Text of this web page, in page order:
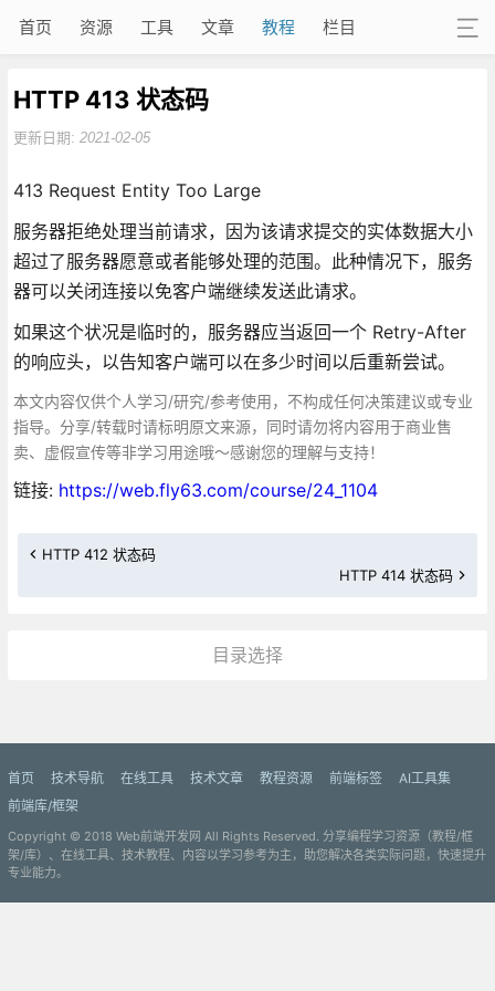
首页 资源 工具 文章 教程 栏目
HTTP 413 状态码
更新日期: 2021-02-05
413 Request Entity Too Large
服务器拒绝处理当前请求，因为该请求提交的实体数据大小
超过了服务器愿意或者能够处理的范围。此种情况下，服务
器可以关闭连接以免客户端继续发送此请求。
如果这个状况是临时的，服务器应当返回一个 Retry-After
的响应头，以告知客户端可以在多少时间以后重新尝试。
本文内容仅供个人学习/研究/参考使用，不构成任何决策建议或专业
指导。分享/转载时请标明原文来源，同时请勿将内容用于商业售
卖、虚假宣传等非学习用途哦～感谢您的理解与支持！
链接: https://web.fly63.com/course/24_1104
HTTP 412 状态码
HTTP 414 状态码
目录选择
首页 技术导航 在线工具 技术文章 教程资源 前端标签
AI工具集
前端库/框架